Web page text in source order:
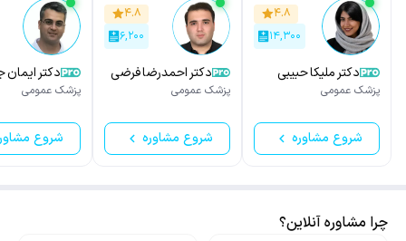
۴.۸
۱۴,۳۰۰
دکتر ملیکا حبیبی
پزشک عمومی
شروع مشاوره
۴.۸
۶,۲۰۰
دکتر احمدرضا فرضی
پور
پزشک عمومی
شروع مشاوره
دکتر ایمان
پزشک عمومی
شروع
چرا مشاوره آنلاین؟